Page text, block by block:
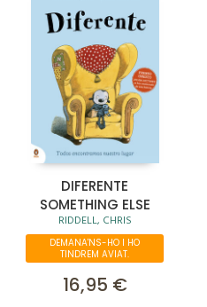
DIFERENTE
SOMETHING ELSE
RIDDELL, CHRIS
DEMANA'NS-HO I HO
TINDREM AVIAT.
16,95 €